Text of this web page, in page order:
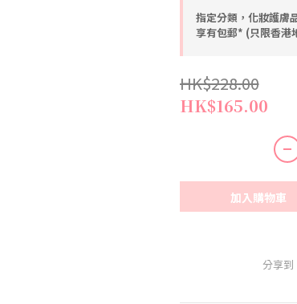
指定分類，化妝護膚
享有包郵* (只限香港
HK$228.00
HK$165.00
加入購物車
分享到